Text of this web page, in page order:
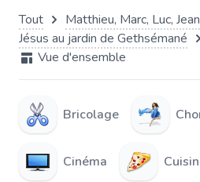
Tout
Matthieu, Marc, Luc, Jean
Jésus au jardin de Gethsémané
Vue d'ensemble
Bricolage
Cinéma